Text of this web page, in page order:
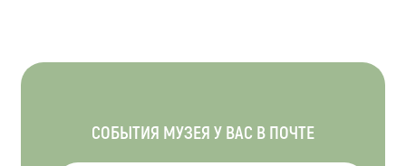
СОБЫТИЯ МУЗЕЯ У ВАС В ПОЧТЕ